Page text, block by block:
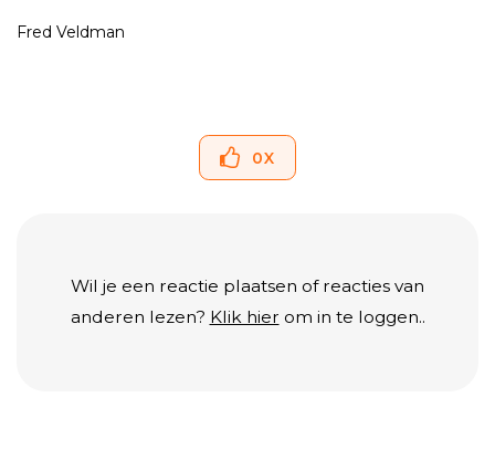
Fred Veldman
0X
Wil je een reactie plaatsen of reacties van
anderen lezen? Klik hier om in te loggen..